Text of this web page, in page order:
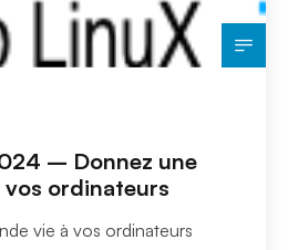
– Donnez une
vos ordinateurs
vie à vos ordinateurs